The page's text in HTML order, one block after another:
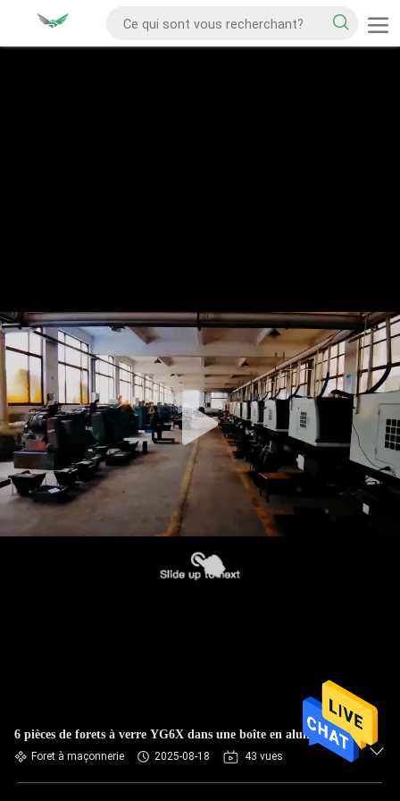
6 pièces de forets à verre YG6X dans une boîte en aluminium
Foret à maçonnerie 2025-08-18 43 vues